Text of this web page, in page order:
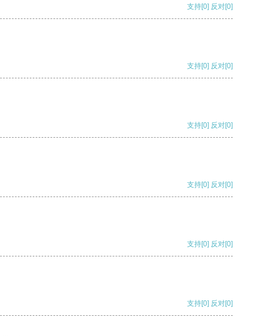
支持[0] 反对[0]
支持[0] 反对[0]
支持[0] 反对[0]
支持[0] 反对[0]
支持[0] 反对[0]
支持[0] 反对[0]